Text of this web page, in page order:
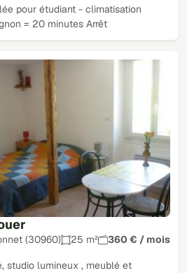
pour étudiant - climatisation
= 20 minutes Arrêt
(30960) 25 m² 360 € / mois
studio lumineux , meublé et